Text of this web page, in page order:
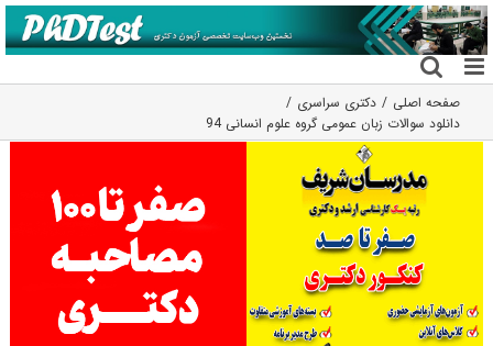
رفتن
به
محتوا
صفحه اصلی
دکتری سراسری
دانلود سوالات زبان عمومی گروه علوم انسانی 94